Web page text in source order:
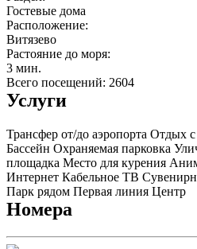
Гостевые дома
Расположение:
Витязево
Растояние до моря:
3 мин.
Всего посещений: 2604
Услуги
Трансфер от/до аэропорта Отдых с
Бассейн Охраняемая парковка
площадка Место для курения
Интернет Кабельное ТВ
Парк рядом Первая линия Центр
Номера